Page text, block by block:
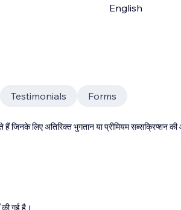
English
Testimonials Forms
जिनके लिए अतिरिक्त भुगतान या प्रीमियम सब्सक्रिप्शन
की गई है।